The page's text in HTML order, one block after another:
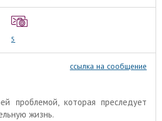
5
ссылка на сообщение
проблемой, которая преследует
жизнь.